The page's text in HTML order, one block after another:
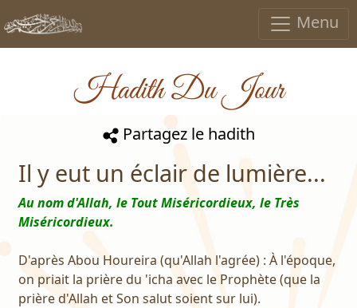
Menu
Hadith Du Jour
Partagez le hadith
Il y eut un éclair de lumière...
Au nom d'Allah, le Tout Miséricordieux, le Très
Miséricordieux.
D'après Abou Houreira (qu'Allah l'agrée) : À l'époque,
on priait la prière du 'icha avec le Prophète (que la
prière d'Allah et Son salut soient sur lui).